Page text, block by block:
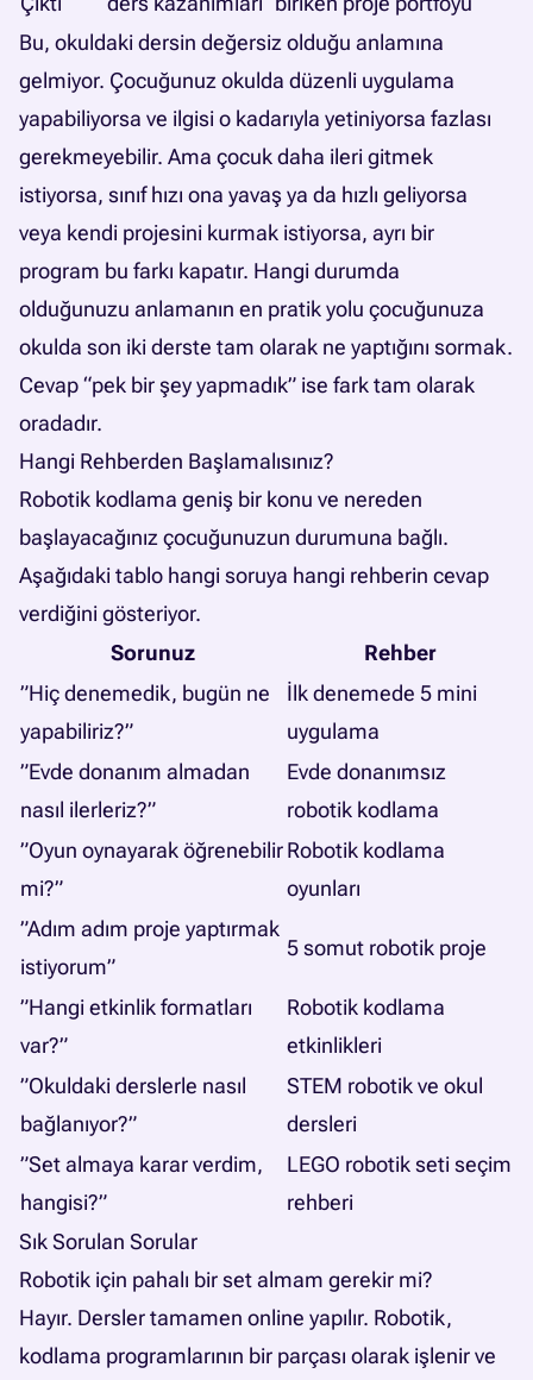
Bu, okuldaki dersin değersiz olduğu anlamına
gelmiyor. Çocuğunuz okulda düzenli uygulama
yapabiliyorsa ve ilgisi o kadarıyla yetiniyorsa fazlası
gerekmeyebilir. Ama çocuk daha ileri gitmek
istiyorsa, sınıf hızı ona yavaş ya da hızlı geliyorsa
veya kendi projesini kurmak istiyorsa, ayrı bir
program bu farkı kapatır. Hangi durumda
olduğunuzu anlamanın en pratik yolu çocuğunuza
okulda son iki derste tam olarak ne yaptığını sormak.
Cevap “pek bir şey yapmadık” ise fark tam olarak
oradadır.
Hangi Rehberden Başlamalısınız?
Robotik kodlama geniş bir konu ve nereden
başlayacağınız çocuğunuzun durumuna bağlı.
Aşağıdaki tablo hangi soruya hangi rehberin cevap
verdiğini gösteriyor.
Sorunuz
Rehber
”Hiç denemedik, bugün ne
yapabiliriz?”
İlk denemede 5 mini
uygulama
”Evde donanım almadan
nasıl ilerleriz?”
Evde donanımsız
robotik kodlama
”Oyun oynayarak öğrenebilir
mi?”
Robotik kodlama
oyunları
”Adım adım proje yaptırmak
istiyorum”
5 somut robotik proje
”Hangi etkinlik formatları
var?”
Robotik kodlama
etkinlikleri
”Okuldaki derslerle nasıl
bağlanıyor?”
STEM robotik ve okul
dersleri
”Set almaya karar verdim,
hangisi?”
LEGO robotik seti seçim
rehberi
Sık Sorulan Sorular
Robotik için pahalı bir set almam gerekir mi?
Hayır. Dersler tamamen online yapılır. Robotik,
kodlama programlarının bir parçası olarak işlenir ve